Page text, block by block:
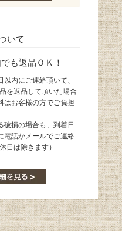
いて
も返品ＯＫ！
内にご連絡頂いて、
を返品して頂いた場合
はお客様の方でご負担
破損の場合も、到着日
電話かメールでご連絡
日は除きます）